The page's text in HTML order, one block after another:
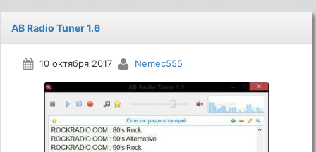
AB Radio Tuner 1.6
10 октября 2017 Nemec555